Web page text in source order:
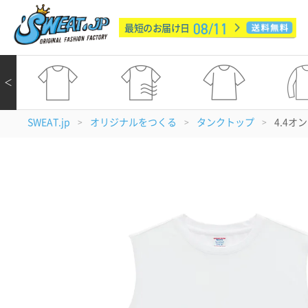
最短のお届け日 08/11
＜
SWEAT.jp > オリジナルをつくる > タンクトップ > 4.4オ